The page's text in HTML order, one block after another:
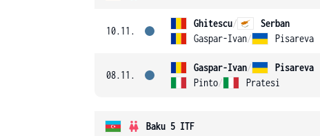
10.11.
Ghitescu/
Serban
Gaspar-Ivan/ Pisareva
08.11.
Gaspar-Ivan/
Pisareva
Pinto/ Pratesi
Baku 5 ITF